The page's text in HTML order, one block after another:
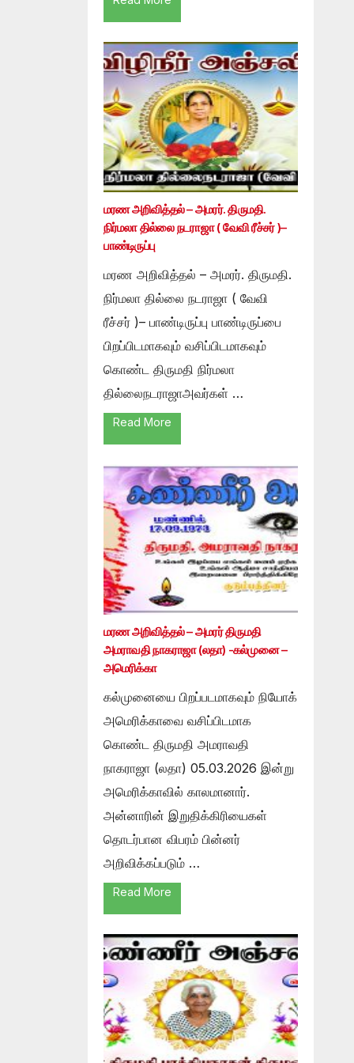
மரண அறிவித்தல் – அமரர். திருமதி.
நிர்மலா தில்லை நடராஜா ( வேவி ரீச்சர் )–
பாண்டிருப்பு
மரண அறிவித்தல் – அமரர். திருமதி.
நிர்மலா தில்லை நடராஜா ( வேவி
ரீச்சர் )– பாண்டிருப்பு பாண்டிருப்பை
பிறப்பிடமாகவும் வசிப்பிடமாகவும்
கொண்ட திருமதி நிர்மலா
தில்லைநடராஜாஅவர்கள் …
Read More
மரண அறிவித்தல் – அமரர் திருமதி
அமராவதி நாகராஜா (லதா) -கல்முனை –
அமெரிக்கா
கல்முனையை பிறப்படமாகவும் நியோக்
அமெரிக்காவை வசிப்பிடமாக
கொண்ட திருமதி அமராவதி
நாகராஜா (லதா) 05.03.2026 இன்று
அமெரிக்காவில் காலமானார்.
அன்னாரின் இறுதிக்கிரியைகள்
தொடர்பான விபரம் பின்னர்
அறிவிக்கப்படும் …
Read More